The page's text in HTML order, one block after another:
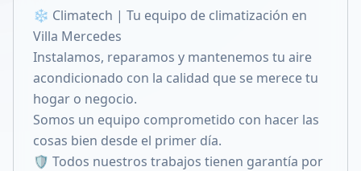
Compartir en X
❄️ Climatech | Tu equipo de climatización en
Villa Mercedes
Instalamos, reparamos y mantenemos tu aire
acondicionado con la calidad que se merece tu
hogar o negocio.
Somos un equipo comprometido con hacer las
cosas bien desde el primer día.
🛡️ Todos nuestros trabajos tienen garantía por